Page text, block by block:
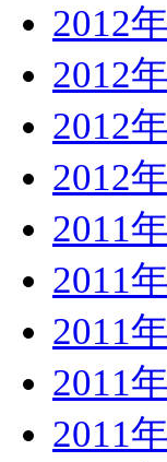
2012
2012
2012
2012
2011
2011
2011
2011
2011